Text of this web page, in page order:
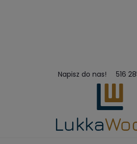
Napisz do nas! 516